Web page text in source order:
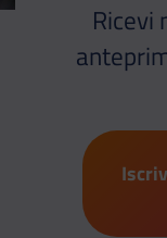
Ricevi